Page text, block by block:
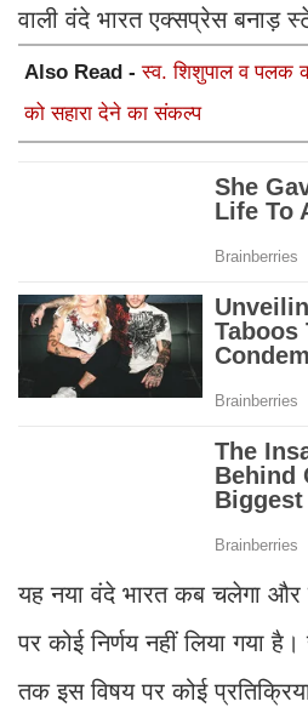
वाली वंदे भारत एक्सप्रेस बनाड़
Also Read -स्व. शिशुपाल व पलक
को सहारा देने का संकल्प
यह नया वंदे भारत कब चलेगा
पर कोई निर्णय नहीं लिया गया
तक इस विषय पर कोई